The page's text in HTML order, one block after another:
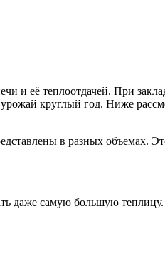
и её теплоотдачей. При
круглый год. Ниже
в разных объемах.
даже самую большую теплицу.